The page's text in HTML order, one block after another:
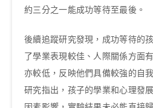
約三分之一能成功等待至最後。
後續追蹤研究發現，成功等待的
了學業表現較佳、人際關係方面
亦較低，反映他們具備較強的自
研究指出，孩子的學業和心理發